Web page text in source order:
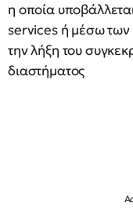
η οποία
services ή μέσω
την λήξη του
διαστήματος